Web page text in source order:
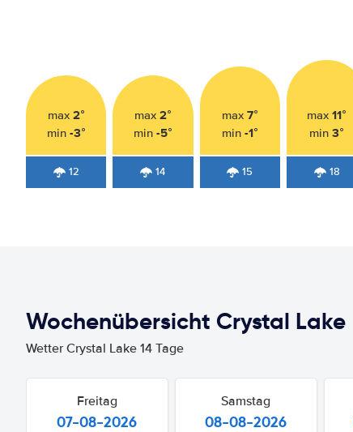
max 2°
min -3°
12
max 2°
min -5°
14
max 7°
min -1°
15
max11°
min3°
18
Wochenübersicht Crystal Lake
Wetter Crystal Lake 14 Tage
Freitag
07-08-2026
Samstag
08-08-2026